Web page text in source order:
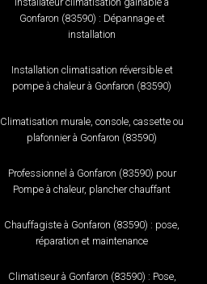
Gonfaron (83590) : Dépannage et
installation
Installation climatisation réversible et
pompe à chaleur à Gonfaron (83590)
Climatisation murale, console, cassette ou
plafonnier à Gonfaron (83590)
Professionnel à Gonfaron (83590) pour
Pompe à chaleur, plancher chauffant
Chauffagiste à Gonfaron (83590) : pose,
réparation et maintenance
Climatiseur à Gonfaron (83590) : Pose,